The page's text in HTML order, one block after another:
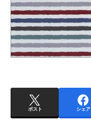
ポスト シェア